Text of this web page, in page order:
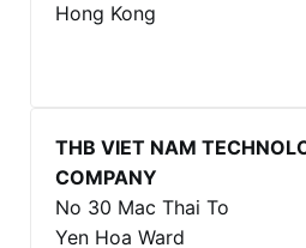
Hong Kong
THB VIET NAM
COMPANY
No 30 Mac Thai To
Yen Hoa Ward